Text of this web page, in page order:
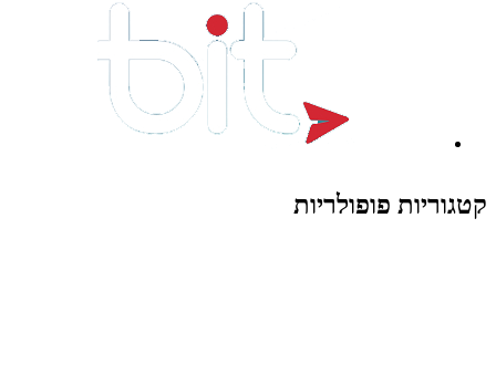
קטגוריות פופולריות